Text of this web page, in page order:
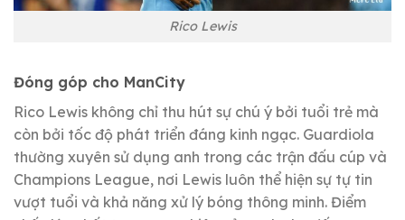
Rico Lewis
Đóng góp cho ManCity
Rico Lewis không chỉ thu hút sự chú ý bởi tuổi trẻ mà
còn bởi tốc độ phát triển đáng kinh ngạc. Guardiola
thường xuyên sử dụng anh trong các trận đấu cúp và
Champions League, nơi Lewis luôn thể hiện sự tự tin
vượt tuổi và khả năng xử lý bóng thông minh. Điểm